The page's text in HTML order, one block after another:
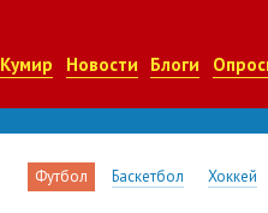
Кумир Новости Блоги
Футбол Баскетбол Хоккей